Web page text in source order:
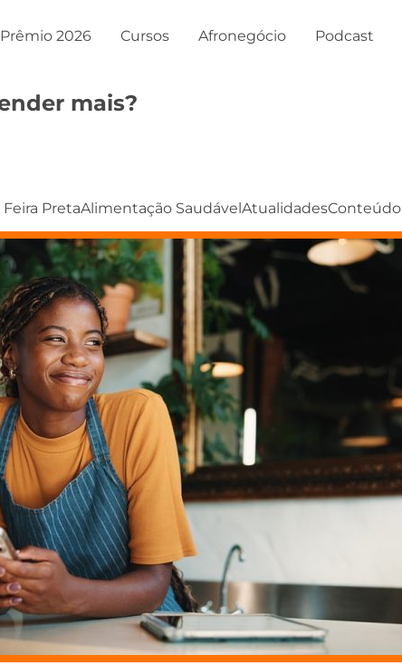
Prêmio 2026 Cursos Afronegócio Podcast
mais?
PretaAlimentação SaudávelAtualidades